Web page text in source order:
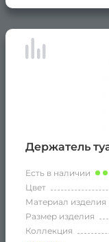
Держатель
Есть в наличии
Цвет
Материал изделия
Размер изделия
Коллекция